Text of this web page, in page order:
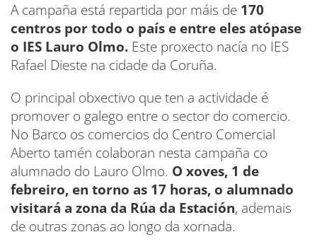
A campaña está repartida por máis de 170
centros por todo o país e entre eles atópase
o IES Lauro Olmo. Este proxecto nacía no IES
Rafael Dieste na cidade da Coruña.
O principal obxectivo que ten a actividade é
promover o galego entre o sector do comercio.
No Barco os comercios do Centro Comercial
Aberto tamén colaboran nesta campaña co
alumnado do Lauro Olmo. O xoves, 1 de
febreiro, en torno as 17 horas, o alumnado
visitará a zona da Rúa da Estación, ademais
de outras zonas ao longo da xornada.